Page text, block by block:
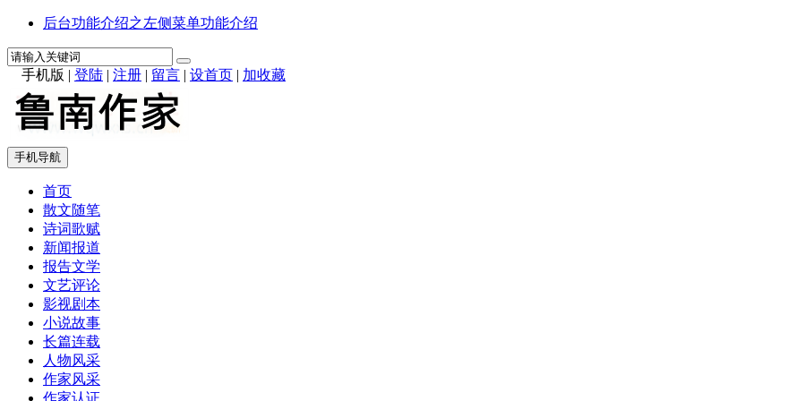
后台功能介绍之左侧菜单功能介绍
手机版 | 登陆 | 注册 | 留言 | 设首页 | 加收藏
手机导航
首页
散文随笔
诗词歌赋
新闻报道
报告文学
文艺评论
影视剧本
小说故事
长篇连载
人物风采
作家风采
作家认证